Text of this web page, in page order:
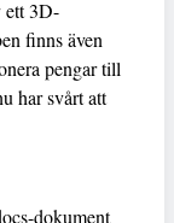
ett 3D-
finns även
pengar till
har svårt att
dokument